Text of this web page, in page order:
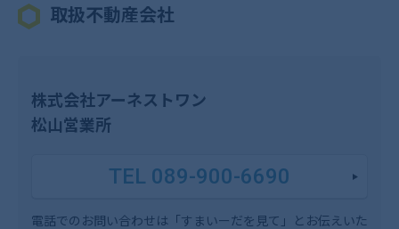
取扱不動産会社
株式会社アーネストワン
松山営業所
TEL 089-900-6690
電話でのお問い合わせは「すまいーだを見て」とお伝えいた